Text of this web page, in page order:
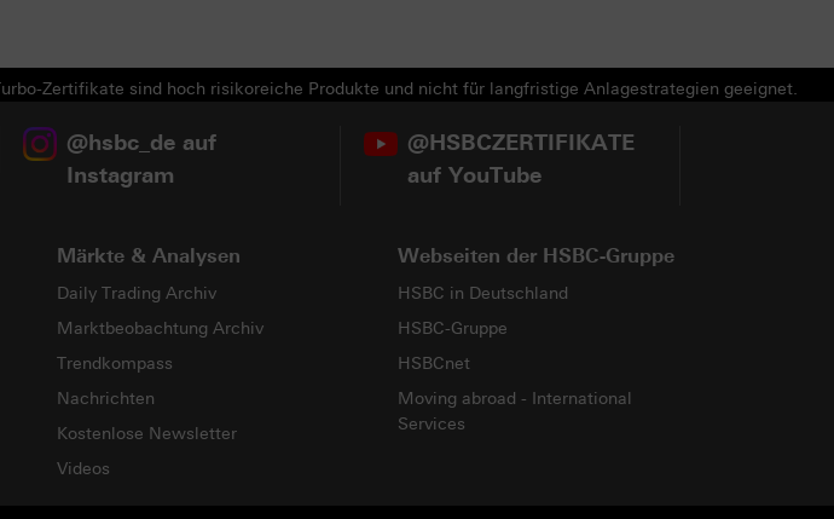
Zertifikate sind hoch risikoreiche Produkte und nicht für langfristige Anlagestrategien geeignet.
@hsbc_de auf
Instagram
@HSBCZERTIFIKATE
auf YouTube
Märkte & Analysen
Daily Trading Archiv
Marktbeobachtung Archiv
Trendkompass
Nachrichten
Kostenlose Newsletter
Videos
Webseiten der HSBC-Gruppe
HSBC in Deutschland
HSBC-Gruppe
HSBCnet
Moving abroad - International
Services